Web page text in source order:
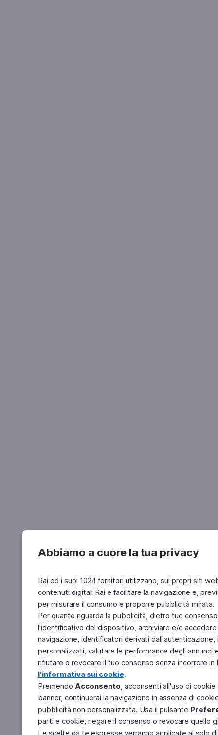
Abbiamo a cuore la tua privacy
Rai ed i suoi 1024 fornitori utilizzano, sui propri siti
contenuti digitali Rai e facilitare la navigazione e,
per misurare il consumo e proporre pubblicità mirata.
Per quanto riguarda la pubblicità, dietro tuo
l'identificativo del dispositivo, archiviare e/o
navigazione, identificatori derivati
personalizzati, valutare le performance degli
rifiutare o revocare il tuo consenso senza incorrere
l'informativa sui cookie.
Premendo Acconsento, acconsenti all'uso di
banner, continuerai la navigazione in assenza di
pubblicità non personalizzata. Usa il pulsante
parti e cookie, negare il consenso o revocare quello
Le scelte da te espresse verranno applicate al solo